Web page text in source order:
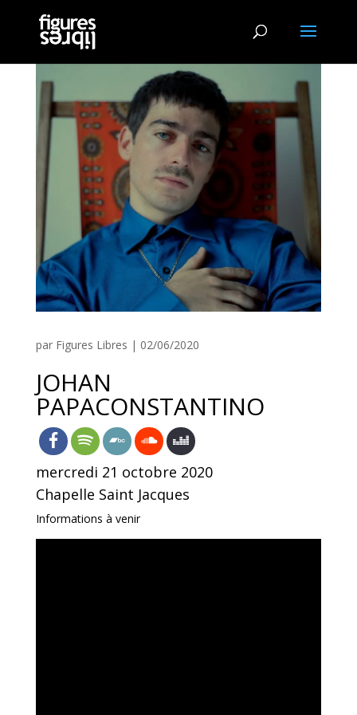
par Figures Libres | 02/06/2020
JOHAN
PAPACONSTANTINO
mercredi 21 octobre 2020
Chapelle Saint Jacques
Informations à venir